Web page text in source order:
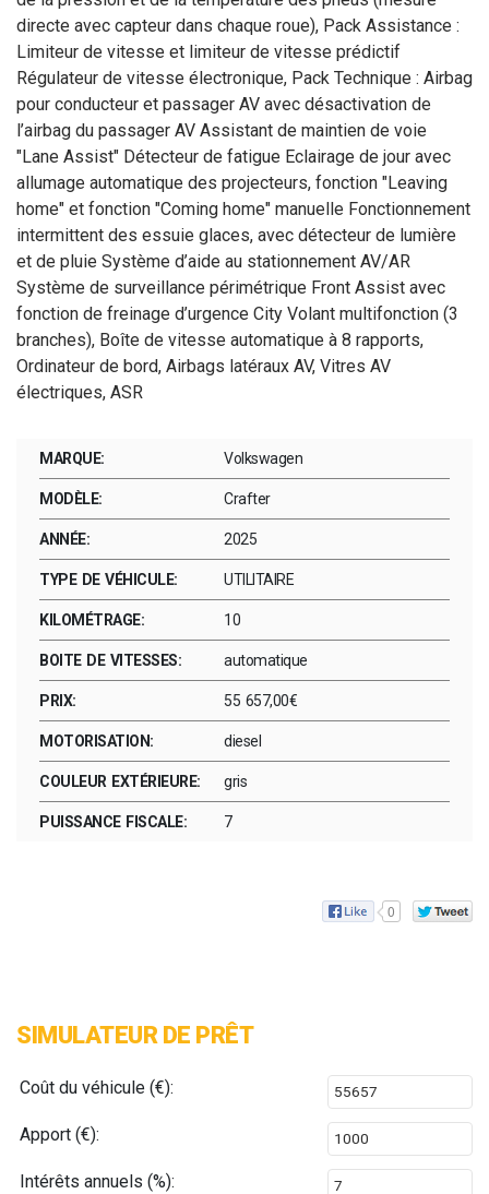
directe avec capteur dans chaque roue), Pack Assistance :
Limiteur de vitesse et limiteur de vitesse prédictif
Régulateur de vitesse électronique, Pack Technique : Airbag
pour conducteur et passager AV avec désactivation de
l’airbag du passager AV Assistant de maintien de voie
"Lane Assist" Détecteur de fatigue Eclairage de jour avec
allumage automatique des projecteurs, fonction "Leaving
home" et fonction "Coming home" manuelle Fonctionnement
intermittent des essuie glaces, avec détecteur de lumière
et de pluie Système d’aide au stationnement AV/AR
Système de surveillance périmétrique Front Assist avec
fonction de freinage d’urgence City Volant multifonction (3
branches), Boîte de vitesse automatique à 8 rapports,
Ordinateur de bord, Airbags latéraux AV, Vitres AV
électriques, ASR
MARQUE: Volkswagen
MODÈLE: Crafter
ANNÉE: 2025
TYPE DE VÉHICULE: UTILITAIRE
KILOMÉTRAGE: 10
BOITE DE VITESSES: automatique
PRIX: 55 657,00€
MOTORISATION: diesel
COULEUR EXTÉRIEURE: gris
PUISSANCE FISCALE: 7
0
SIMULATEUR DE PRÊT
Coût du véhicule (€):
Apport (€):
Intérêts annuels (%):